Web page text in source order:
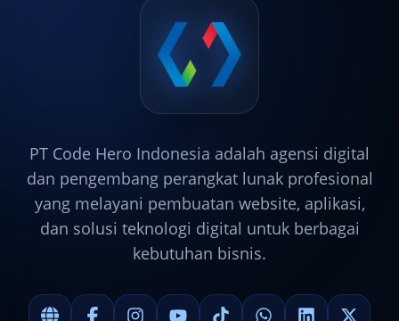
PT Code Hero Indonesia adalah agensi digital
dan pengembang perangkat lunak profesional
yang melayani pembuatan website, aplikasi,
dan solusi teknologi digital untuk berbagai
kebutuhan bisnis.